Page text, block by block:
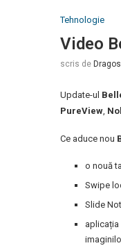
Tehnologie
Video
scris de
Update-ul
PureView,
Ce aduce nou
o nouă
Swipe
Slide